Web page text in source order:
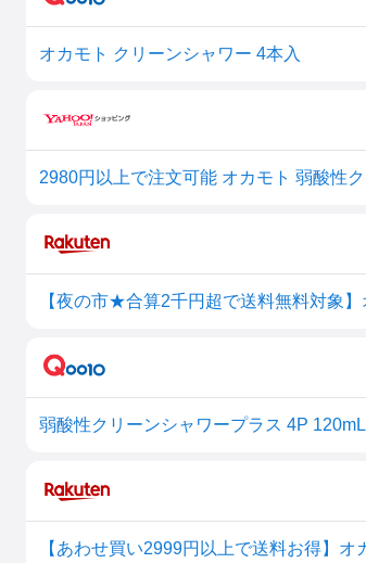
オカモト クリーンシャワー 4本入
2980円以上で注文可能 オカモト 弱酸性
弱酸性クリーンシャワープラス 4P